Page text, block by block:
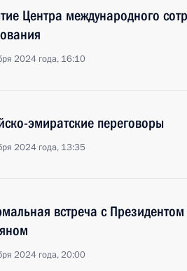
Центра международного
2024 года, 16:10
эмиратские переговоры
2024 года, 13:35
встреча с
2024 года, 20:00